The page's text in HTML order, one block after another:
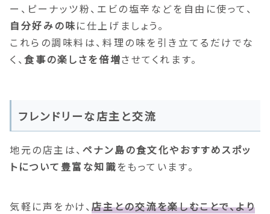
ー、ピーナッツ粉、エビの塩辛などを自由に使って、
自分好みの味に仕上げましょう。
これらの調味料は、料理の味を引き立てるだけでな
く、食事の楽しさを倍増させてくれます。
フレンドリーな店主と交流
地元の店主は、 ペナン島の食文化やおすすめスポッ
トについて豊富な知識をもっています。
気軽に声をかけ、店主との交流を楽しむことで、より